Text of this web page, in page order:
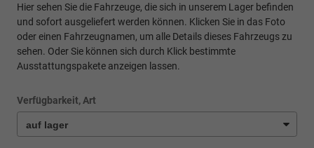
Hier sehen Sie die Fahrzeuge, die sich in unserem Lager befinden
und sofort ausgeliefert werden können. Klicken Sie in das Foto
oder einen Fahrzeugnamen, um alle Details dieses Fahrzeugs zu
sehen. Oder Sie können sich durch Klick bestimmte
Ausstattungspakete anzeigen lassen.
Verfügbarkeit, Art